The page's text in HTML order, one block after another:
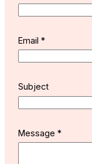
Email*
Subject
*
Message*